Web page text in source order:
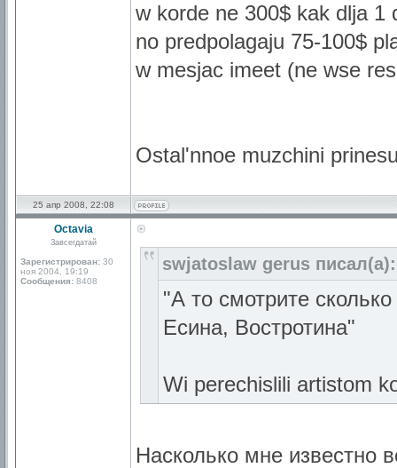
w korde ne 300$ kak dlja 1
no predpolagaju 75-100$
w mesjac imeet (ne wse
Ostal'nnoe muzchini
25 апр 2008, 22:08
Octavia
Завсегдатай
Зарегистрирован: 30
ноя 2004, 19:19
Сообщения: 8408
swjatoslaw gerus писал(а):
"А то смотрите
Есина, Востротина"
Wi perechislili artistom
Насколько мне известно